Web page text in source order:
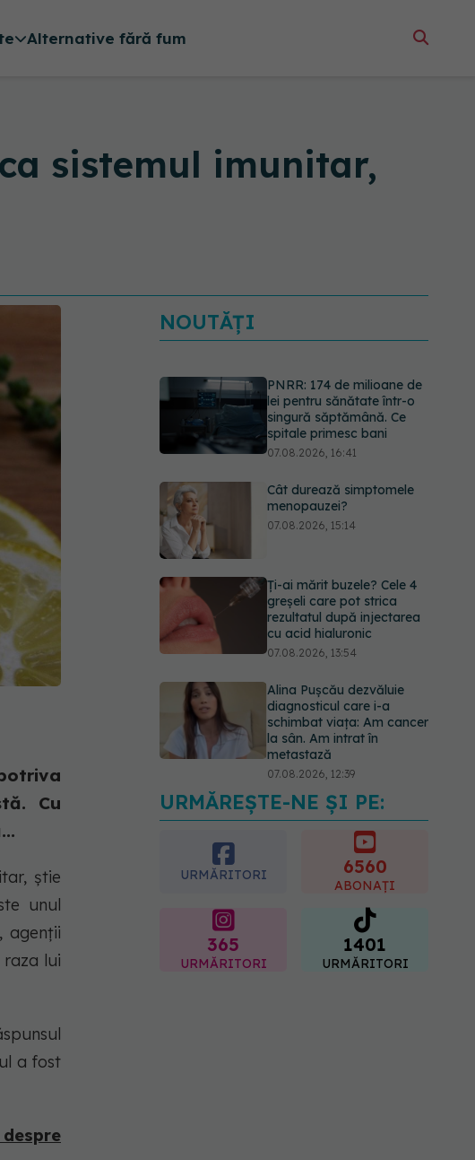
Alternative fără fum
sistemul imunitar,
Cu
ştie
unul
agenții
lui
a fost
NOUTĂȚI
PNRR: 174 de milioane de
lei pentru sănătate într-o
singură săptămână. Ce
spitale primesc bani
07.08.2026, 16:41
Cât durează simptomele
menopauzei?
07.08.2026, 15:14
Ți-ai mărit buzele? Cele 4
greșeli care pot strica
rezultatul după injectarea
cu acid hialuronic
07.08.2026, 13:54
Alina Pușcău dezvăluie
diagnosticul care i-a
schimbat viața: Am cancer
la sân. Am intrat în
metastază
07.08.2026, 12:39
Dieta care poate crește
brusc colesterolul. Cine
este mai expus
07.08.2026, 17:22
URMĂREȘTE-NE ȘI PE:
URMĂRITORI 6560
ABONAȚI
365
URMĂRITORI
1401
URMĂRITORI